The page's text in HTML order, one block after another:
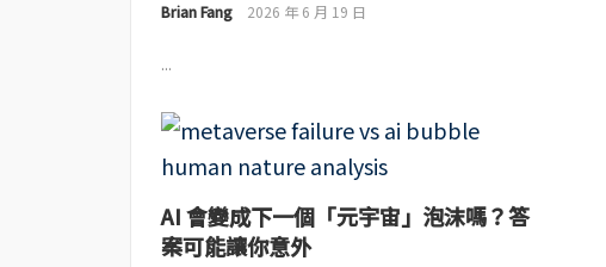
Brian Fang 2026 年 6 月 19 日
...
AI 會變成下一個「元宇宙」泡沫嗎？答
案可能讓你意外